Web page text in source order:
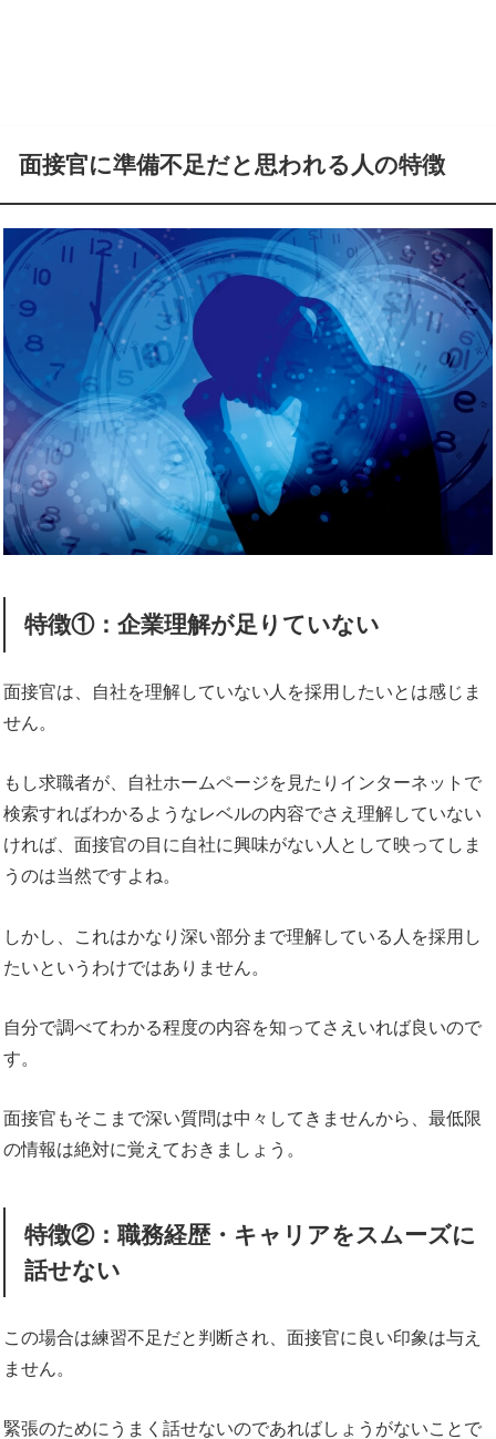
面接官に準備不足だと思われる人の特徴
特徴①：企業理解が足りていない
面接官は、自社を理解していない人を採用したいとは感じま
せん。
もし求職者が、自社ホームページを見たりインターネットで
検索すればわかるようなレベルの内容でさえ理解していない
ければ、面接官の目に自社に興味がない人として映ってしま
うのは当然ですよね。
しかし、これはかなり深い部分まで理解している人を採用し
たいというわけではありません。
自分で調べてわかる程度の内容を知ってさえいれば良いので
す。
面接官もそこまで深い質問は中々してきませんから、最低限
の情報は絶対に覚えておきましょう。
特徴②：職務経歴・キャリアをスムーズに
話せない
この場合は練習不足だと判断され、面接官に良い印象は与え
ません。
緊張のためにうまく話せないのであればしょうがないことで